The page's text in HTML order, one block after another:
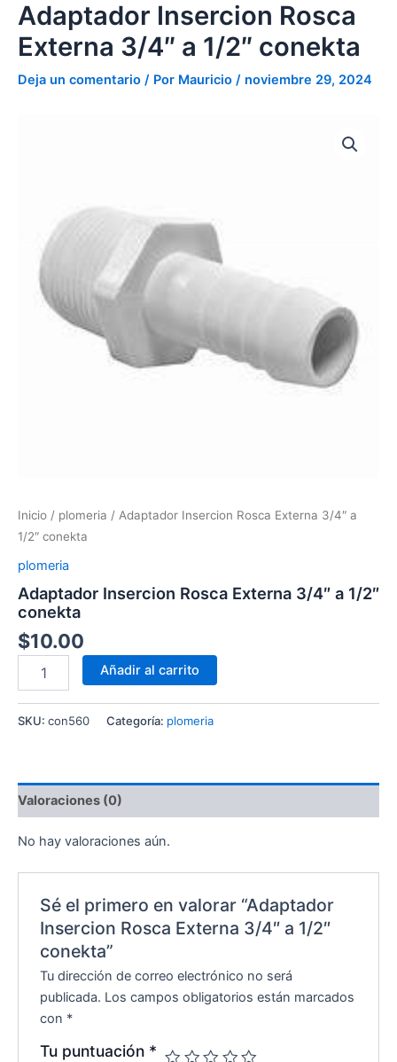
contenido
Adaptador Insercion Rosca
Externa 3/4″ a 1/2″ conekta
Deja un comentario / Por Mauricio / noviembre 29, 2024
Inicio / plomeria / Adaptador Insercion Rosca Externa 3/4″ a
1/2″ conekta
plomeria
Adaptador Insercion Rosca Externa 3/4″ a 1/2″
conekta
$10.00
conekta
cantidad
Añadir al carrito
SKU: con560 Categoría: plomeria
Valoraciones (0)
No hay valoraciones aún.
Sé el primero en valorar “Adaptador
Insercion Rosca Externa 3/4″ a 1/2″
conekta”
Tu dirección de correo electrónico no será
publicada. Los campos obligatorios están marcados
con *
Tu puntuación *
Externa
3/4"
a
1/2"
conekta